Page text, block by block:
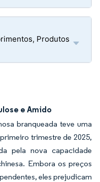
Produtos
e Amido
branqueada teve uma
trimestre de 2025,
pela nova capacidade
Embora os preços
eles prejudicam